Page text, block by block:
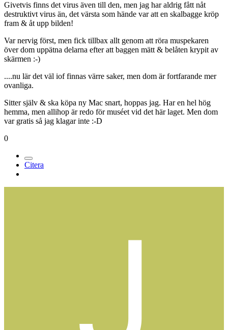
Givetvis finns det virus även till den, men jag har aldrig fått nåt
destruktivt virus än, det värsta som hände var att en skalbagge kröp
fram & åt upp bilden!
Var nervig först, men fick tillbax allt genom att röra muspekaren
över dom uppätna delarna efter att baggen mätt & belåten krypit av
skärmen :-)
....nu lär det väl iof finnas värre saker, men dom är fortfarande mer
ovanliga.
Sitter själv & ska köpa ny Mac snart, hoppas jag. Har en hel hög
hemma, men allihop är redo för muséet vid det här laget. Men dom
var gratis så jag klagar inte :-D
0
Citera